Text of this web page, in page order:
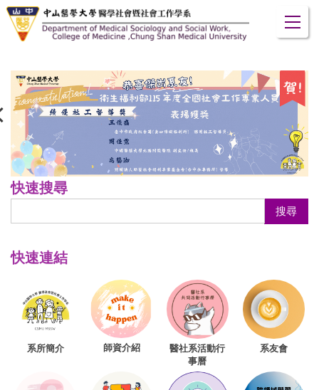
跳
到
內
容
區
快速搜尋
搜尋
快速連結
系所簡介 師資介紹
醫社系活動行
事曆
系友會